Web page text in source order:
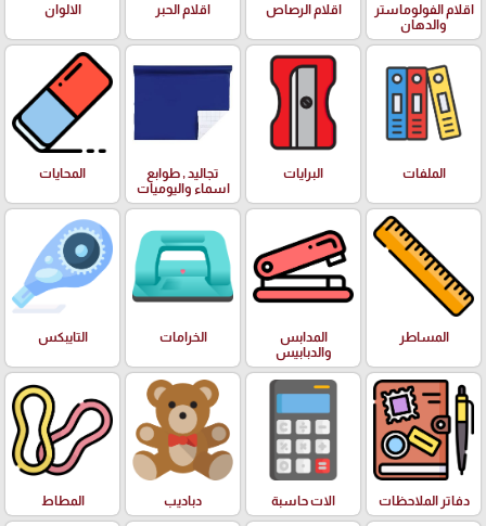
اقلام الفولوماستر
والدهان
اقلام الرصاص اقلام الحبر الالوان
الملفات البرايات
تجاليد , طوابع
اسماء واليوميات
المحايات
المساطر
المدابس
والدبابيس
الخرامات التايبكس
دفاتر الملاحظات الات حاسبة دباديب المطاط